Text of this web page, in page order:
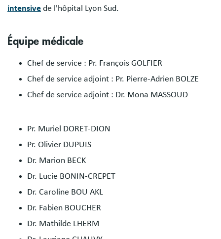
intensive de l'hôpital Lyon Sud.
Équipe médicale
Chef de service : Pr. François GOLFIER
Chef de service adjoint : Pr. Pierre-Adrien BOLZE
Chef de service adjoint : Dr. Mona MASSOUD
Pr. Muriel DORET-DION
Pr. Olivier DUPUIS
Dr. Marion BECK
Dr. Lucie BONIN-CREPET
Dr. Caroline BOU AKL
Dr. Fabien BOUCHER
Dr. Mathilde LHERM